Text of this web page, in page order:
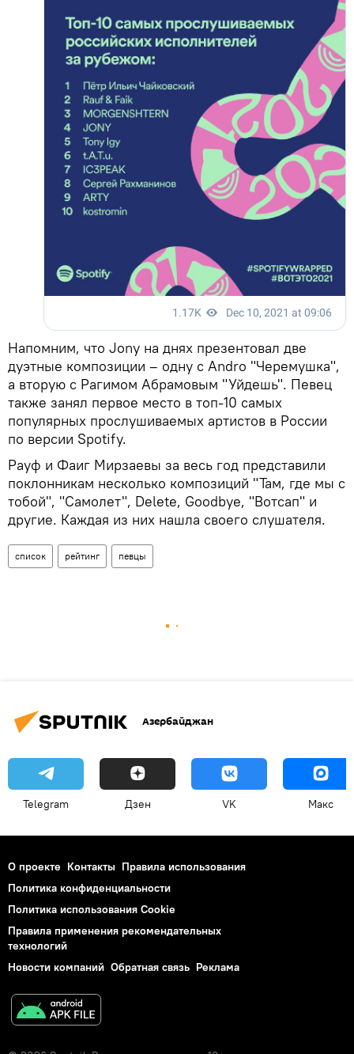
Напомним, что Jony на днях презентовал две
дуэтные композиции – одну с Andro "Черемушка",
а вторую с Рагимом Абрамовым "Уйдешь". Певец
также занял первое место в топ-10 самых
популярных прослушиваемых артистов в России
по версии Spotify.
Рауф и Фаиг Мирзаевы за весь год представили
поклонникам несколько композиций "Там, где мы с
тобой", "Самолет", Delete, Goodbye, "Вотсап" и
другие. Каждая из них нашла своего слушателя.
список рейтинг певцы
Азербайджан
Telegram Дзен VK Макс
О проекте Контакты Правила использования
Политика конфиденциальности
Политика использования Cookie
Правила применения рекомендательных
технологий
Новости компаний Обратная связь Реклама